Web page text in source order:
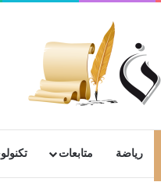
رياضة متابعات